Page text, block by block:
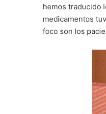
hemos traducido
medicamentos
foco son los